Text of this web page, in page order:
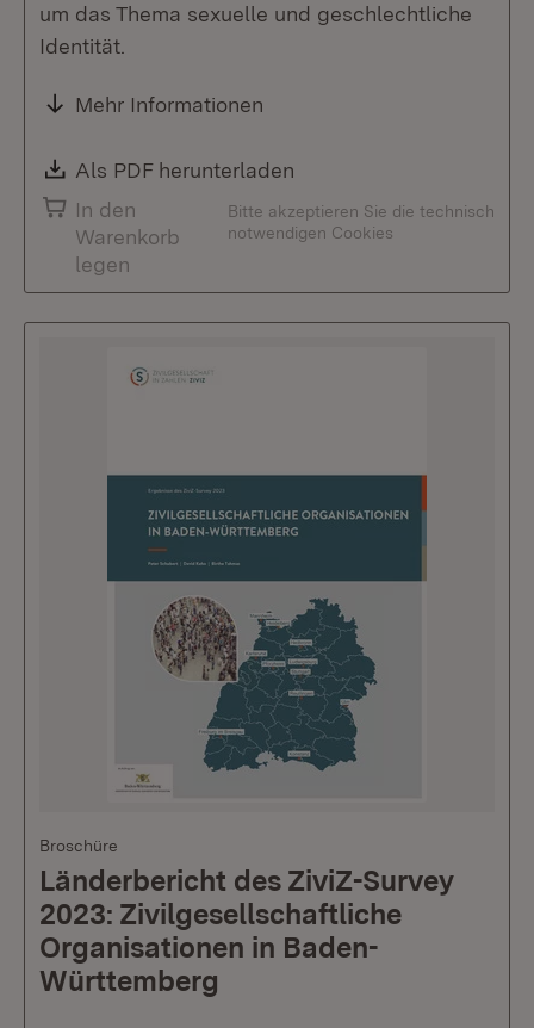
um das Thema sexuelle und geschlechtliche
Identität.
Mehr Informationen
Download:
Als PDF herunterladen
In den
Warenkorb
legen
Bitte akzeptieren Sie die technisch
notwendigen Cookies
Broschüre
Länderbericht des ZiviZ-Survey
2023: Zivilgesellschaftliche
Organisationen in Baden-
Württemberg